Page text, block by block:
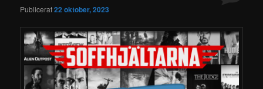
Publicerat22 oktober, 2023